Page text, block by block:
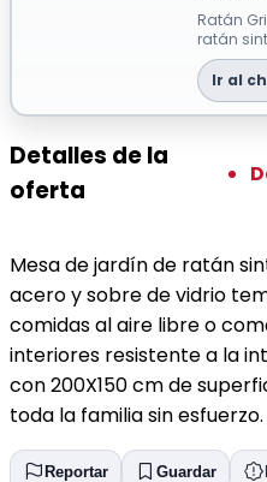
Ratán
ratán
sobre
Ir al
Detalles de la
oferta
Mesa de jardín de ratán
acero y sobre de vidrio
comidas al aire libre o
interiores resistente a la
con 200X150 cm de
toda la familia sin esfuerzo.
Reportar Guardar